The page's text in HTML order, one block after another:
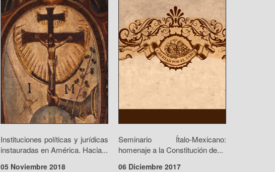
Instituciones políticas y jurídicas
instauradas en América. Hacia...
05 Noviembre 2018
Seminario Ítalo-Mexicano:
homenaje a la Constitución de...
06 Diciembre 2017